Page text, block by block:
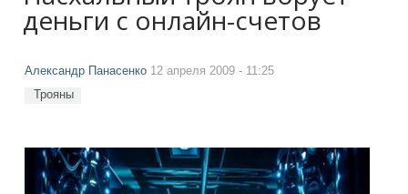
деньги с онлайн-счетов
Александр Панасенко 12 апреля 2009 - 11:25
Трояны